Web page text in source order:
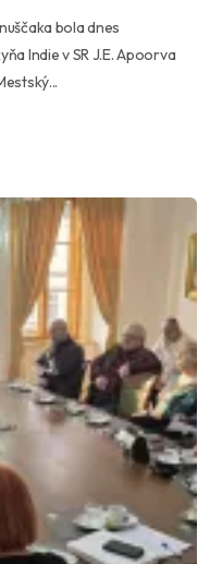
bola dnes
Indie v SR J.E. Apoorva